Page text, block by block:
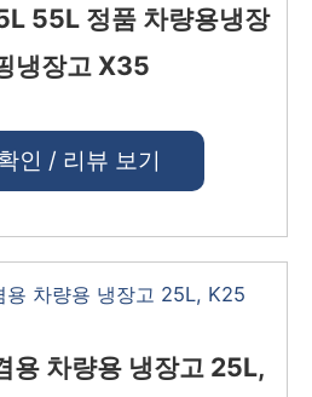
55L 정품 차량용냉장
냉장고 X35
인 / 리뷰 보기
용 차량용 냉장고 25L,